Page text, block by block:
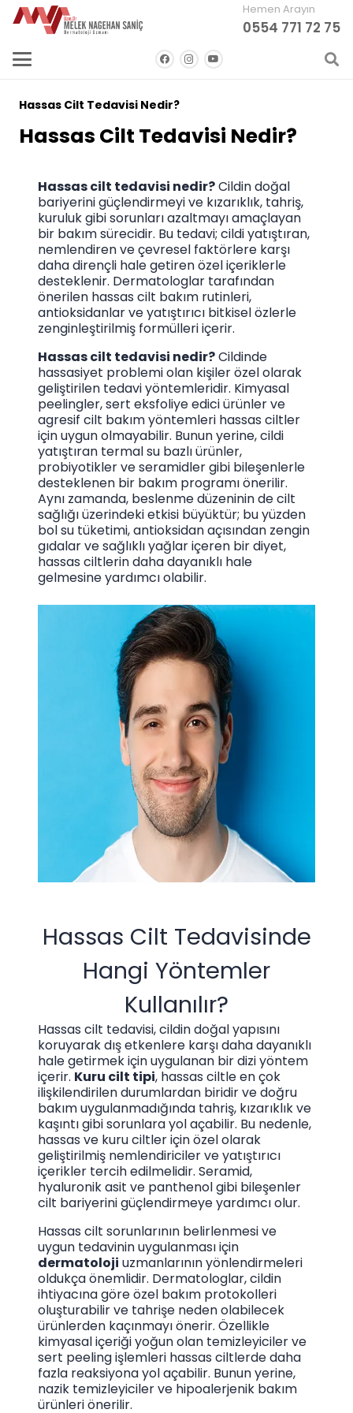
Hemen Arayın
0554 771 72 75
Hassas Cilt Tedavisi Nedir?
Hassas Cilt Tedavisi Nedir?
Hassas cilt tedavisi nedir?Cildin doğal
bariyerini güçlendirmeyi ve kızarıklık, tahriş,
kuruluk gibi sorunları azaltmayı amaçlayan
bir bakım sürecidir. Bu tedavi; cildi yatıştıran,
nemlendiren ve çevresel faktörlere karşı
daha dirençli hale getiren özel içeriklerle
desteklenir. Dermatologlar tarafından
önerilen hassas cilt bakım rutinleri,
antioksidanlar ve yatıştırıcı bitkisel özlerle
zenginleştirilmiş formülleri içerir.
Hassas cilt tedavisi nedir?Cildinde
hassasiyet problemi olan kişiler özel olarak
geliştirilen tedavi yöntemleridir. Kimyasal
peelingler, sert eksfoliye edici ürünler ve
agresif cilt bakım yöntemleri hassas ciltler
için uygun olmayabilir. Bunun yerine, cildi
yatıştıran termal su bazlı ürünler,
probiyotikler ve seramidler gibi bileşenlerle
desteklenen bir bakım programı önerilir.
Aynı zamanda, beslenme düzeninin de cilt
sağlığı üzerindeki etkisi büyüktür; bu yüzden
bol su tüketimi, antioksidan açısından zengin
gıdalar ve sağlıklı yağlar içeren bir diyet,
hassas ciltlerin daha dayanıklı hale
gelmesine yardımcı olabilir.
Hassas Cilt Tedavisinde
Hangi Yöntemler
Kullanılır?
Hassas cilt tedavisi, cildin doğal yapısını
koruyarak dış etkenlere karşı daha dayanıklı
hale getirmek için uygulanan bir dizi yöntem
içerir. Kuru cilt tipi, hassas ciltle en çok
ilişkilendirilen durumlardan biridir ve doğru
bakım uygulanmadığında tahriş, kızarıklık ve
kaşıntı gibi sorunlara yol açabilir. Bu nedenle,
hassas ve kuru ciltler için özel olarak
geliştirilmiş nemlendiriciler ve yatıştırıcı
içerikler tercih edilmelidir. Seramid,
hyaluronik asit ve panthenol gibi bileşenler
cilt bariyerini güçlendirmeye yardımcı olur.
Hassas cilt sorunlarının belirlenmesi ve
uygun tedavinin uygulanması için
dermatoloji uzmanlarının yönlendirmeleri
oldukça önemlidir. Dermatologlar, cildin
ihtiyacına göre özel bakım protokolleri
oluşturabilir ve tahrişe neden olabilecek
ürünlerden kaçınmayı önerir. Özellikle
kimyasal içeriği yoğun olan temizleyiciler ve
sert peeling işlemleri hassas ciltlerde daha
fazla reaksiyona yol açabilir. Bunun yerine,
nazik temizleyiciler ve hipoalerjenik bakım
ürünleri önerilir.